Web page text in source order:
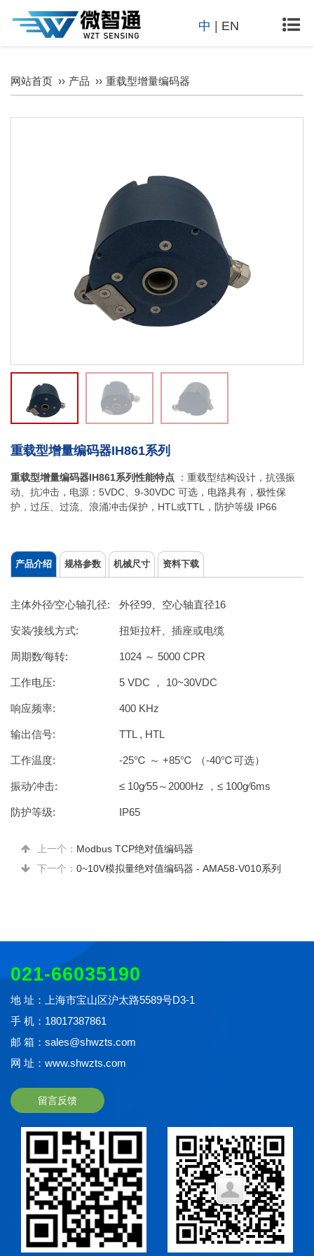
中 EN
在苛
刻的
也能
可靠
小时
全天
行。
网站首页 产品 重载型增量编码器
重载型增量编码器IH861系列
重载型增量编码器IH861系列性能特点 ：重载型结构设计，抗强振
动、抗冲击，电源：5VDC、9-30VDC 可选，电路具有，极性保
护，过压、过流、浪涌冲击保护，HTL或TTL，防护等级 IP66
产品介绍 规格参数 机械尺寸 资料下载
主体外径∕空心轴孔径: 外径99、空心轴直径16
安装∕接线方式: 扭矩拉杆、插座或电缆
周期数∕每转: 1024 ～ 5000 CPR
工作电压: 5 VDC ， 10~30VDC
响应频率: 400 KHz
输出信号: TTL , HTL
工作温度: -25℃ ～ +85℃ （-40℃可选）
振动∕冲击: ≤ 10g∕55～2000Hz ，≤ 100g∕6ms
防护等级: IP65
上一个： Modbus TCP绝对值编码器
下一个： 0~10V模拟量绝对值编码器 - AMA58-V010系列
021-66035190
地 址：上海市宝山区沪太路5589号D3-1
手 机：18017387861
邮 箱：sales@shwzts.com
网 址：www.shwzts.com
留言反馈